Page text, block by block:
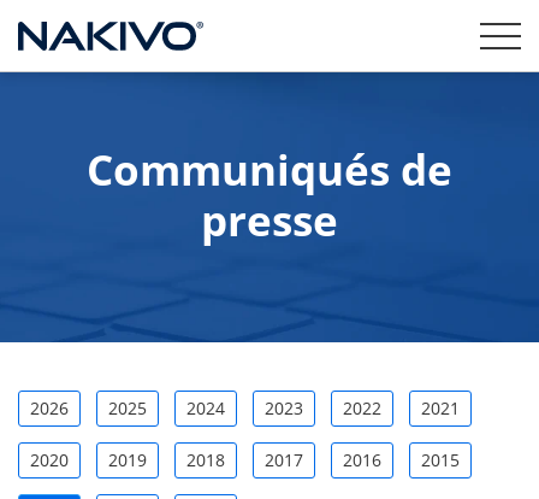
Communiqués de
presse
2026 2025 2024 2023 2022 2021
2020 2019 2018 2017 2016 2015